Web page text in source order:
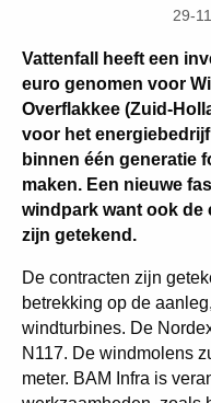
29-
Vattenfall heeft een
euro genomen voor
Overflakkee (Zuid-
voor het
binnen één generatie
maken. Een nieuwe
windpark want ook de
zijn getekend.
De contracten zijn
betrekking op de
windturbines. De
N117. De windmolens
meter. BAM Infra is